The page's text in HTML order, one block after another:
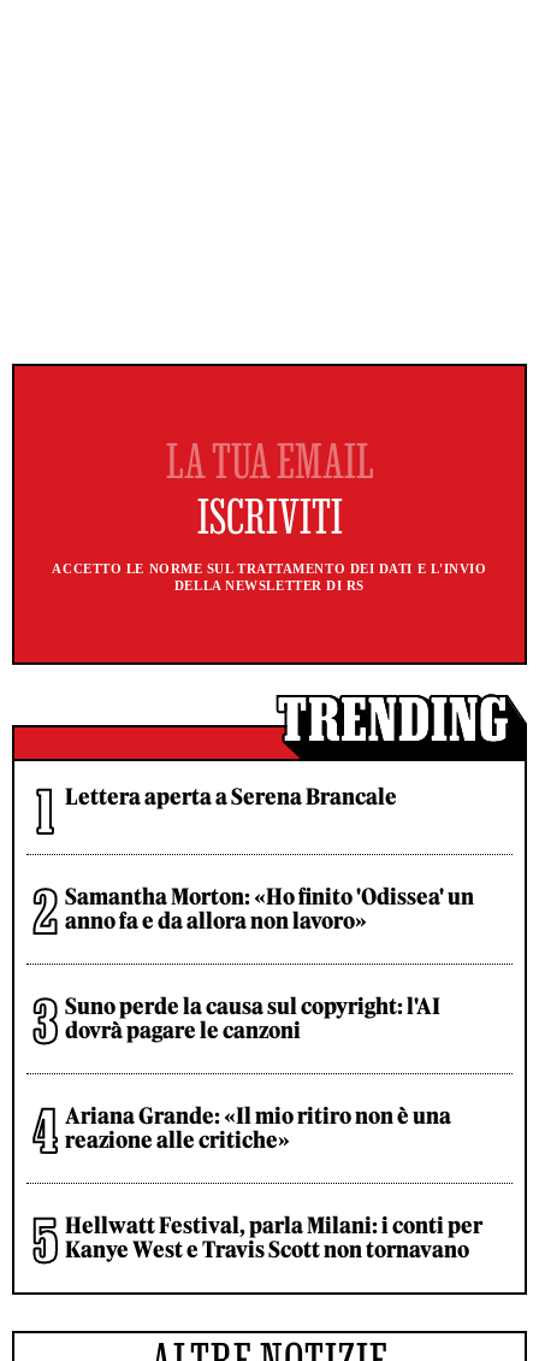
ACCETTO LE NORME SUL TRATTAMENTO DEI DATI E L'INVIO
DELLA NEWSLETTER DI RS
Lettera aperta a Serena Brancale
Samantha Morton: «Ho finito 'Odissea' un
anno fa e da allora non lavoro»
Suno perde la causa sul copyright: l'AI
dovrà pagare le canzoni
Ariana Grande: «Il mio ritiro non è una
reazione alle critiche»
Hellwatt Festival, parla Milani: i conti per
Kanye West e Travis Scott non tornavano